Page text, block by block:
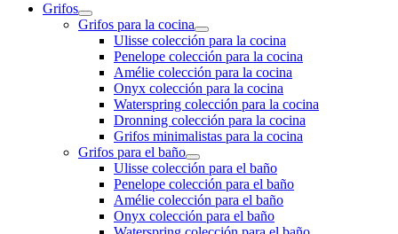
Grifos
Grifos para la cocina
Ulisse colección para la cocina
Penelope colección para la cocina
Amélie colección para la cocina
Onyx colección para la cocina
Waterspring colección para la cocina
Dronning colección para la cocina
Grifos minimalistas para la cocina
Grifos para el baño
Ulisse colección para el baño
Penelope colección para el baño
Amélie colección para el baño
Onyx colección para el baño